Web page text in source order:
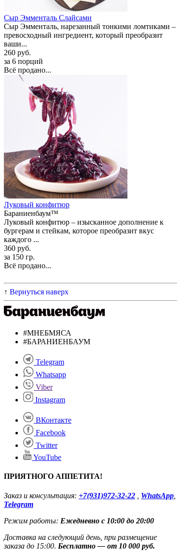
Сыр Эмменталь Слайсами
​Сыр Эмменталь, нарезанный тонкими ломтиками –
превосходный ингредиент, который преобразит
ваши...
260 руб.
за 6 порций
Всё продано...
Луковый конфитюр
Бараниенбаум™
Луковый конфитюр – изысканное дополнение к
бургерам и стейкам, которое преобразит вкус
каждого ...
360 руб.
за 150 гр.
Всё продано...
↑ Вернуться наверх
#МНЕБМЯСА
#БАРАНИЕНБАУМ
Telegram
Whatsapp
Viber
Instagram
ВКонтакте
Facebook
Twitter
YouTube
ПРИЯТНОГО АППЕТИТА!
Заказ и консультация: +7(931)972-32-22 WhatsApp
Telegram
Режим работы: Ежедневно с 10:00 до 20:00
Доставка на следующий день, при размещение
заказа до 15:00. Бесплатно — от 10 000 руб.